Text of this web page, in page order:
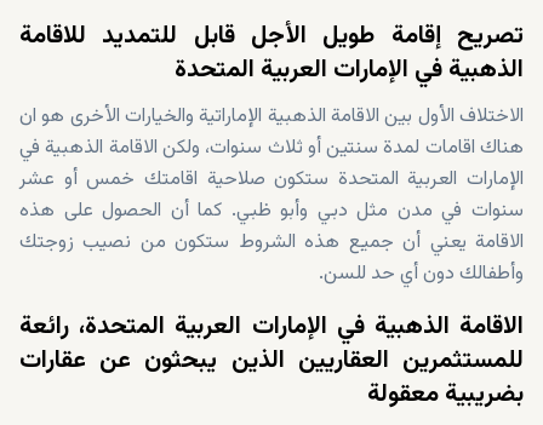
تصريح إقامة طويل الأجل قابل للتمديد للاقامة
الذهبية في الإمارات العربية المتحدة
الاختلاف الأول بين الاقامة الذهبية الإماراتية والخيارات الأخرى هو ان
هناك اقامات لمدة سنتين أو ثلاث سنوات، ولكن الاقامة الذهبية في
الإمارات العربية المتحدة ستكون صلاحية اقامتك خمس أو عشر
سنوات في مدن مثل دبي وأبو ظبي. كما أن الحصول على هذه
الاقامة يعني أن جميع هذه الشروط ستكون من نصيب زوجتك
وأطفالك دون أي حد للسن.
الاقامة الذهبية في الإمارات العربية المتحدة، رائعة
للمستثمرين العقاريين الذين يبحثون عن عقارات
بضريبية معقولة